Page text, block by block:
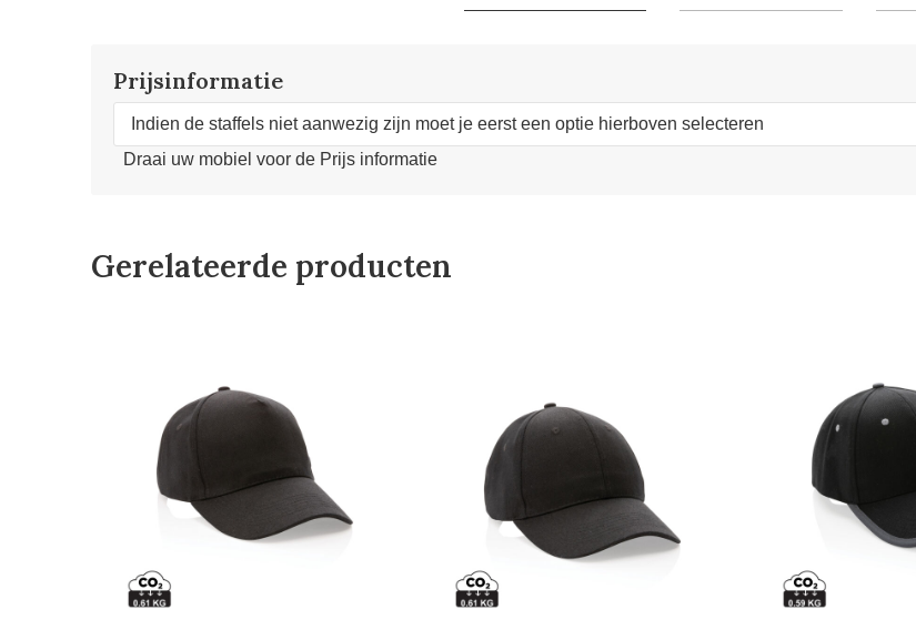
Prijsinformatie
Indien de staffels niet aanwezig zijn moet je eerst een optie hierboven selecteren
Draai uw mobiel voor de Prijs informatie
Gerelateerde producten